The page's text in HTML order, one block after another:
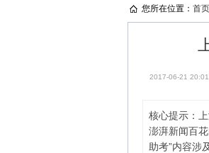
您所在位置： 首页
2017-06-21 20:01
核心提示：
澎湃新闻百
助考”内容涉